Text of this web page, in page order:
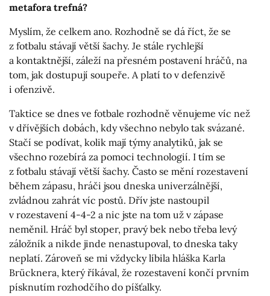
metafora trefná?
Myslím, že celkem ano. Rozhodně se dá říct, že se
z fotbalu stávají větší šachy. Je stále rychlejší
a kontaktnější, záleží na přesném postavení hráčů, na
tom, jak dostupují soupeře. A platí to v defenzivě
i ofenzivě.
Taktice se dnes ve fotbale rozhodně věnujeme víc než
v dřívějších dobách, kdy všechno nebylo tak svázané.
Stačí se podívat, kolik mají týmy analytiků, jak se
všechno rozebírá za pomoci technologií. I tím se
z fotbalu stávají větší šachy. Často se mění rozestavení
během zápasu, hráči jsou dneska univerzálnější,
zvládnou zahrát víc postů. Dřív jste nastoupil
v rozestavení 4-4-2 a nic jste na tom už v zápase
neměnil. Hráč byl stoper, pravý bek nebo třeba levý
záložník a nikde jinde nenastupoval, to dneska taky
neplatí. Zároveň se mi vždycky líbila hláška Karla
Brücknera, který říkával, že rozestavení končí prvním
písknutím rozhodčího do píšťalky.